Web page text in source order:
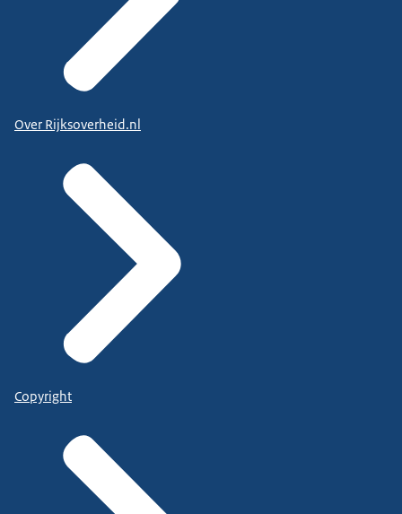
Over Rijksoverheid.nl
Copyright